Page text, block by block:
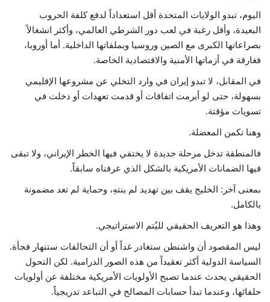
اليوم، تبدو الولايات المتحدة أقل استعداداً لدفع كلفة الحروب
البعيدة، وأقل رغبة في لعب دور الشرطي العالمي، وأكثر انشغالاً
بصراعاتها الكبرى مع الصين وروسيا وبملفاتها الداخلية. أما أوروبا،
فغارقة في أزماتها الأمنية والاقتصادية الخاصة.
في المقابل، لا تبدو إيران في وارد التخلي عن مشروعها الإقليمي
بسهولة، حتى لو أبرمت اتفاقات أو قدمت تعهدات أو دخلت في
تسويات مؤقتة.
وهنا تكمن المعضلة.
فالمنطقة تدخل مرحلة جديدة لا يختفي فيها الخطر الإيراني، ولا تبقى
فيها الضمانات الأمريكية بالشكل الذي عرفناه سابقاً.
بمعنى آخر: الخليج يقف بين تهديد لم ينتهِ، وحماية لم تعد مضمونة
بالكامل.
وهذا هو التعريف الحقيقي لليُتم الاستراتيجي.
ليس المقصود أن واشنطن ستغادر غداً أو أن التحالفات ستنهار فجأة.
السياسة الدولية أكثر تعقيداً من هذه الصور الدرامية. لكن التحول
الحقيقي يحدث عندما تصبح الأولويات الأمريكية مختلفة عن أولويات
حلفائها، وعندما تبدأ حسابات المصالح في التباعد تدريجياً.